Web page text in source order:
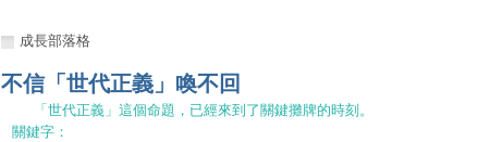
成長部落格
不信「世代正義」喚不回
「世代正義」這個命題，已經來到了關鍵攤牌的時刻。
關鍵字：